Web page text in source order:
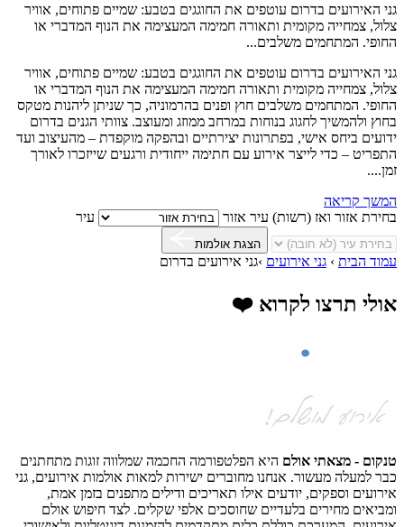
גני האירועים בדרום עוטפים את החוגגים בטבע: שמיים פתוחים, אוויר
צלול, צמחייה מקומית ותאורה חמימה המעצימה את הנוף המדברי או
החופי. המתחמים משלבים...
גני האירועים בדרום עוטפים את החוגגים בטבע: שמיים פתוחים, אוויר
צלול, צמחייה מקומית ותאורה חמימה המעצימה את הנוף המדברי או
החופי. המתחמים משלבים חוץ ופנים בהרמוניה, כך שניתן ליהנות מטקס
בחוץ ולהמשיך לחגוג בנוחות במרחב ממוזג ומעוצב. צוותי הגנים בדרום
ידועים ביחס אישי, בפתרונות יצירתיים ובהפקה מוקפדת – מהעיצוב ועד
התפריט – כדי לייצר אירוע עם חתימה ייחודית ורגעים שייזכרו לאורך
זמן....
המשך קריאה
בחירת אזור ואז (רשות) עיר אזור עיר
הצגת אולמות
עמוד הבית › גני אירועים ›גני אירועים בדרום
אולי תרצו לקרוא ❤️
טנקום - מצאתי אולם היא הפלטפורמה החכמה שמלווה זוגות מתחתנים
כבר למעלה מעשור. אנחנו מחוברים ישירות למאות אולמות אירועים, גני
אירועים וספקים, יודעים אילו תאריכים ודילים מתפנים בזמן אמת,
ומביאים מחירים בלעדיים שחוסכים אלפי שקלים. לצד חיפוש אולם